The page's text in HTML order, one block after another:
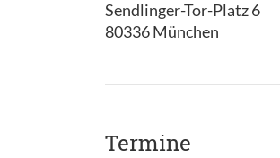
Sendlinger-Tor-Platz 6
80336 München
Termine